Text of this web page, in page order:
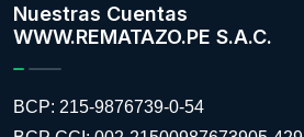
Nuestras Cuentas
WWW.REMATAZO.PE S.A.C.
BCP: 215-9876739-0-54